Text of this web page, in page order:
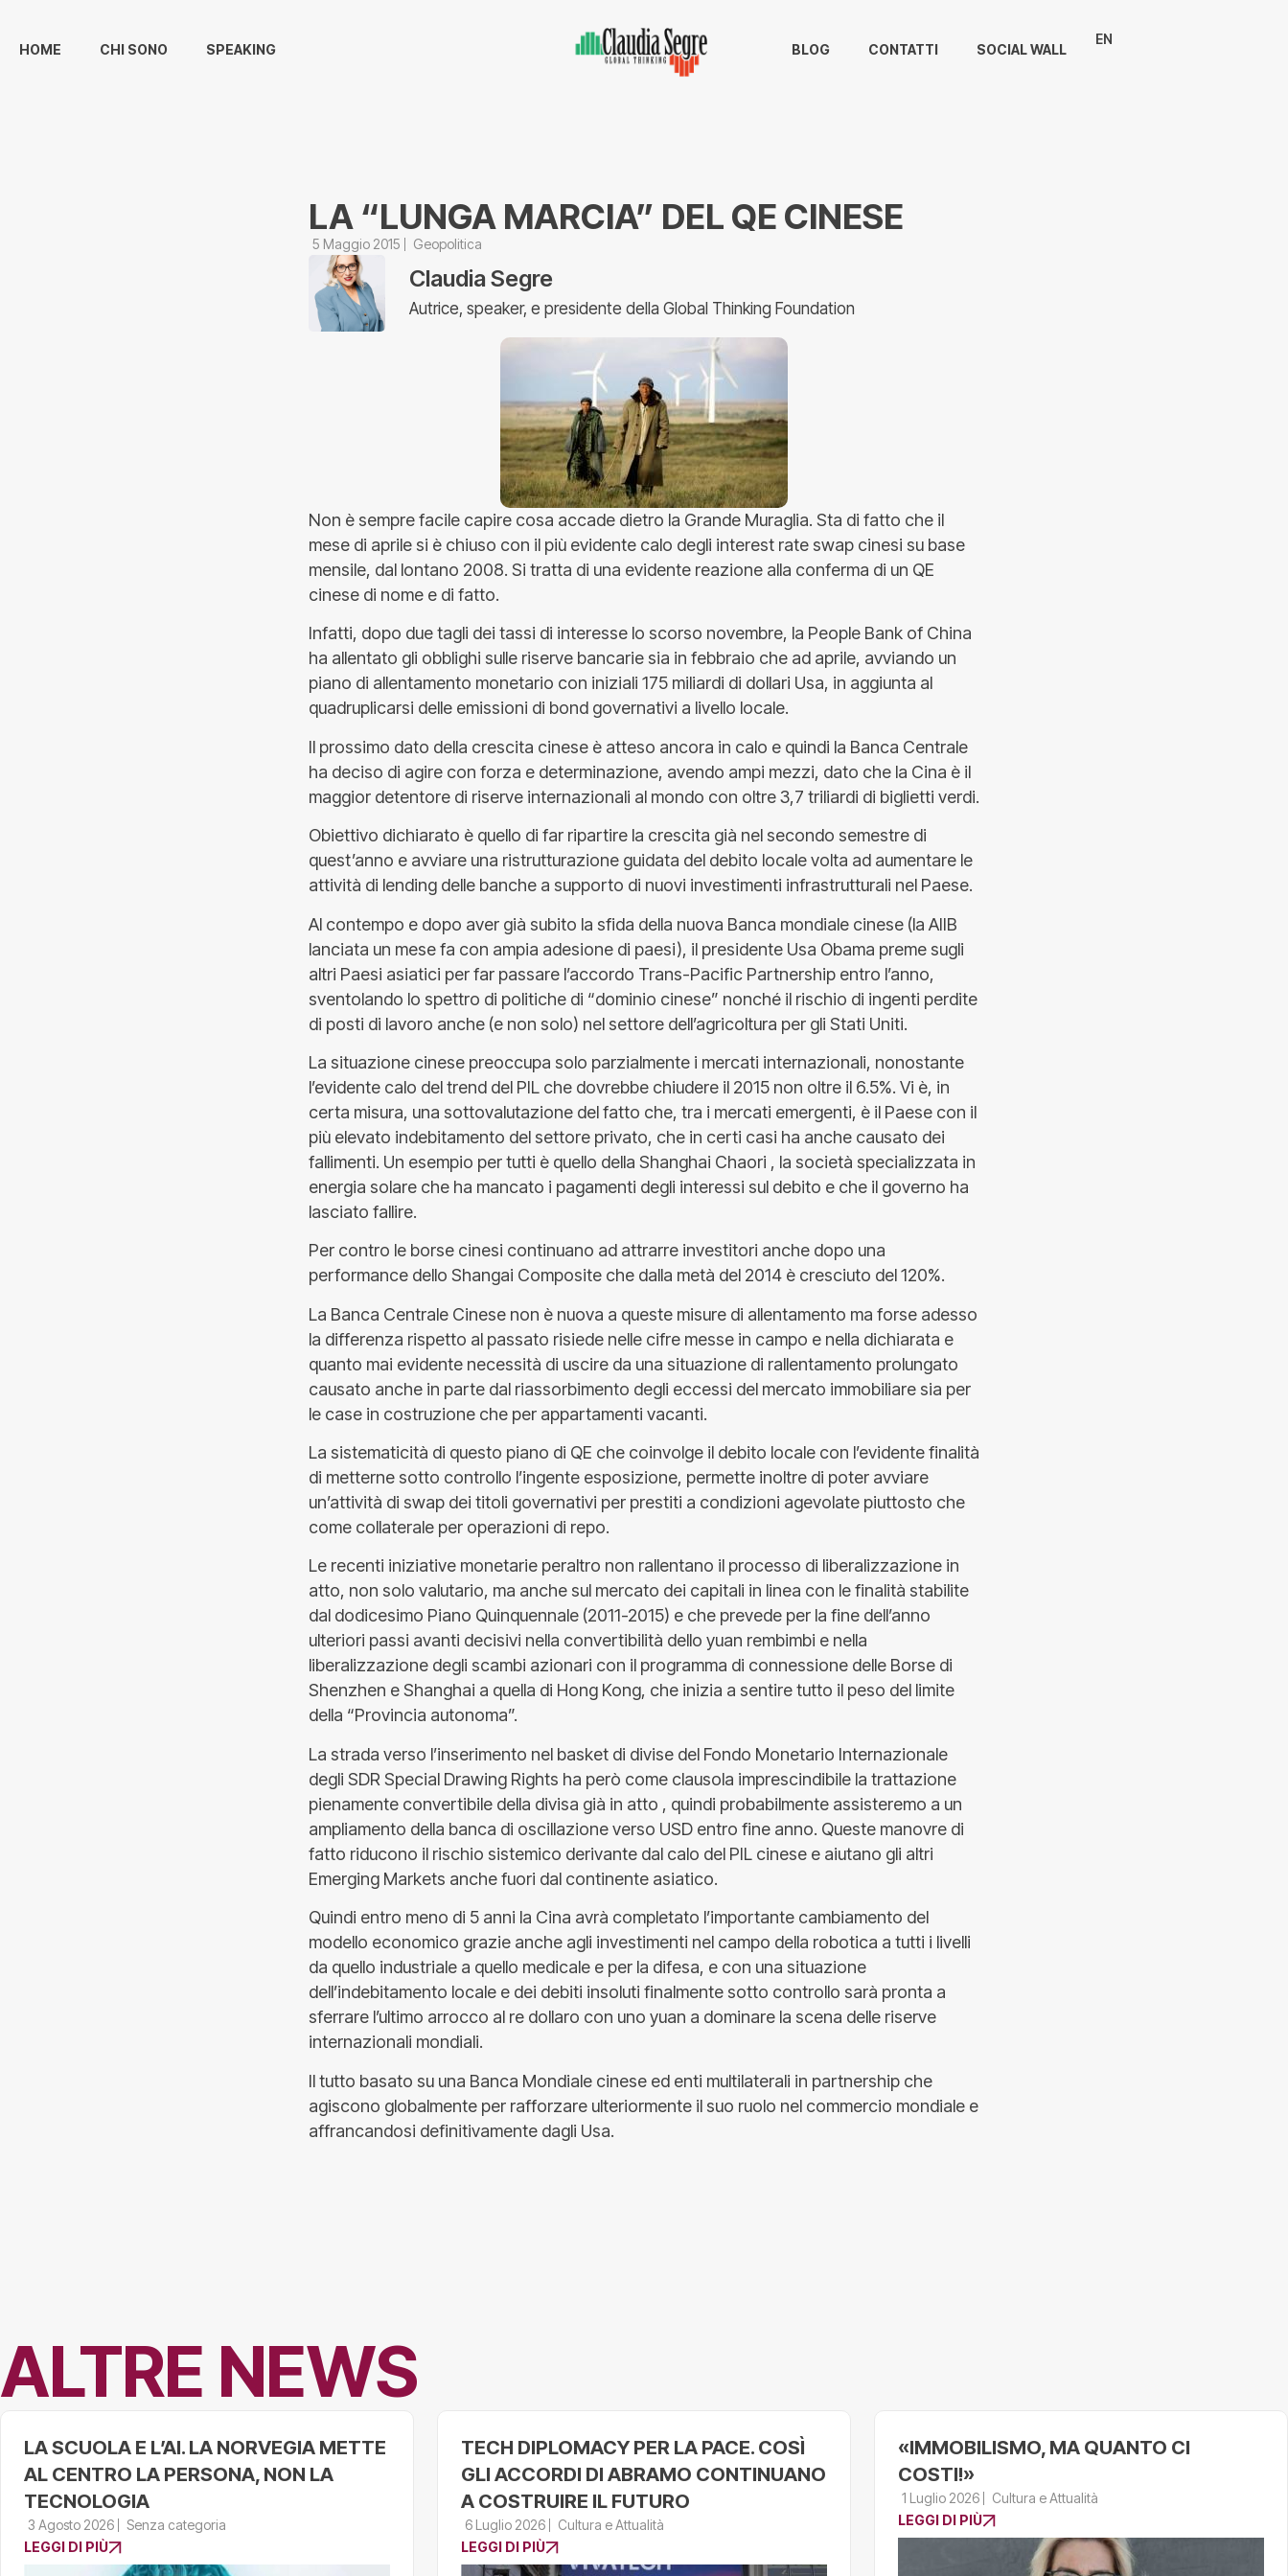
HOME CHI SONO SPEAKING BLOG CONTATTI SOCIAL WALL
EN
LA “LUNGA MARCIA” DEL QE CINESE
5 Maggio 2015 Geopolitica
Claudia Segre
Autrice, speaker, e presidente della Global Thinking Foundation
Non è sempre facile capire cosa accade dietro la Grande Muraglia. Sta di fatto che il
mese di aprile si è chiuso con il più evidente calo degli interest rate swap cinesi su base
mensile, dal lontano 2008. Si tratta di una evidente reazione alla conferma di un QE
cinese di nome e di fatto.
Infatti, dopo due tagli dei tassi di interesse lo scorso novembre, la People Bank of China
ha allentato gli obblighi sulle riserve bancarie sia in febbraio che ad aprile, avviando un
piano di allentamento monetario con iniziali 175 miliardi di dollari Usa, in aggiunta al
quadruplicarsi delle emissioni di bond governativi a livello locale.
Il prossimo dato della crescita cinese è atteso ancora in calo e quindi la Banca Centrale
ha deciso di agire con forza e determinazione, avendo ampi mezzi, dato che la Cina è il
maggior detentore di riserve internazionali al mondo con oltre 3,7 triliardi di biglietti verdi.
Obiettivo dichiarato è quello di far ripartire la crescita già nel secondo semestre di
quest’anno e avviare una ristrutturazione guidata del debito locale volta ad aumentare le
attività di lending delle banche a supporto di nuovi investimenti infrastrutturali nel Paese.
Al contempo e dopo aver già subito la sfida della nuova Banca mondiale cinese (la AIIB
lanciata un mese fa con ampia adesione di paesi), il presidente Usa Obama preme sugli
altri Paesi asiatici per far passare l’accordo Trans-Pacific Partnership entro l’anno,
sventolando lo spettro di politiche di “dominio cinese” nonché il rischio di ingenti perdite
di posti di lavoro anche (e non solo) nel settore dell’agricoltura per gli Stati Uniti.
La situazione cinese preoccupa solo parzialmente i mercati internazionali, nonostante
l’evidente calo del trend del PIL che dovrebbe chiudere il 2015 non oltre il 6.5%. Vi è, in
certa misura, una sottovalutazione del fatto che, tra i mercati emergenti, è il Paese con il
più elevato indebitamento del settore privato, che in certi casi ha anche causato dei
fallimenti. Un esempio per tutti è quello della Shanghai Chaori , la società specializzata in
energia solare che ha mancato i pagamenti degli interessi sul debito e che il governo ha
lasciato fallire.
Per contro le borse cinesi continuano ad attrarre investitori anche dopo una
performance dello Shangai Composite che dalla metà del 2014 è cresciuto del 120%.
La Banca Centrale Cinese non è nuova a queste misure di allentamento ma forse adesso
la differenza rispetto al passato risiede nelle cifre messe in campo e nella dichiarata e
quanto mai evidente necessità di uscire da una situazione di rallentamento prolungato
causato anche in parte dal riassorbimento degli eccessi del mercato immobiliare sia per
le case in costruzione che per appartamenti vacanti.
La sistematicità di questo piano di QE che coinvolge il debito locale con l’evidente finalità
di metterne sotto controllo l’ingente esposizione, permette inoltre di poter avviare
un’attività di swap dei titoli governativi per prestiti a condizioni agevolate piuttosto che
come collaterale per operazioni di repo.
Le recenti iniziative monetarie peraltro non rallentano il processo di liberalizzazione in
atto, non solo valutario, ma anche sul mercato dei capitali in linea con le finalità stabilite
dal dodicesimo Piano Quinquennale (2011-2015) e che prevede per la fine dell’anno
ulteriori passi avanti decisivi nella convertibilità dello yuan rembimbi e nella
liberalizzazione degli scambi azionari con il programma di connessione delle Borse di
Shenzhen e Shanghai a quella di Hong Kong, che inizia a sentire tutto il peso del limite
della “Provincia autonoma”.
La strada verso l’inserimento nel basket di divise del Fondo Monetario Internazionale
degli SDR Special Drawing Rights ha però come clausola imprescindibile la trattazione
pienamente convertibile della divisa già in atto , quindi probabilmente assisteremo a un
ampliamento della banca di oscillazione verso USD entro fine anno. Queste manovre di
fatto riducono il rischio sistemico derivante dal calo del PIL cinese e aiutano gli altri
Emerging Markets anche fuori dal continente asiatico.
Quindi entro meno di 5 anni la Cina avrà completato l’importante cambiamento del
modello economico grazie anche agli investimenti nel campo della robotica a tutti i livelli
da quello industriale a quello medicale e per la difesa, e con una situazione
dell’indebitamento locale e dei debiti insoluti finalmente sotto controllo sarà pronta a
sferrare l’ultimo arrocco al re dollaro con uno yuan a dominare la scena delle riserve
internazionali mondiali.
Il tutto basato su una Banca Mondiale cinese ed enti multilaterali in partnership che
agiscono globalmente per rafforzare ulteriormente il suo ruolo nel commercio mondiale e
affrancandosi definitivamente dagli Usa.
ALTRE NEWS
LA SCUOLA E L’AI. LA NORVEGIA METTE
AL CENTRO LA PERSONA, NON LA
TECNOLOGIA
3 Agosto 2026
Senza categoria
LEGGI DI PIÙ
TECH DIPLOMACY PER LA PACE. COSÌ
GLI ACCORDI DI ABRAMO CONTINUANO
A COSTRUIRE IL FUTURO
6 Luglio 2026
Cultura e Attualità
LEGGI DI PIÙ
«IMMOBILISMO, MA QUANTO CI
COSTI!»
1 Luglio 2026
Cultura e Attualità
LEGGI DI PIÙ